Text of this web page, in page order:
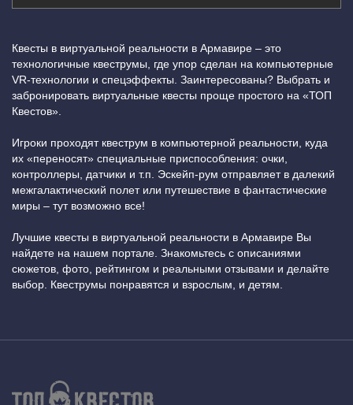
Квесты в виртуальной реальности в Армавире – это
технологичные квеструмы, где упор сделан на компьютерные
VR-технологии и спецэффекты. Заинтересованы? Выбрать и
забронировать виртуальные квесты проще простого на «ТОП
Квестов».
Игроки проходят квеструм в компьютерной реальности, куда
их «переносят» специальные приспособления: очки,
контроллеры, датчики и т.п. Эскейп-рум отправляет в далекий
межгалактический полет или путешествие в фантастические
миры – тут возможно все!
Лучшие квесты в виртуальной реальности в Армавире Вы
найдете на нашем портале. Знакомьтесь с описаниями
сюжетов, фото, рейтингом и реальными отзывами и делайте
выбор. Квеструмы понравятся и взрослым, и детям.